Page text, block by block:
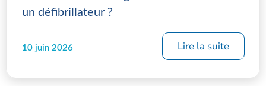
un défibrillateur ?
10 juin 2026 Lire la suite